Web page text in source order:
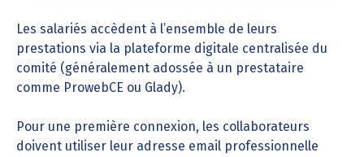
Les salariés accèdent à l’ensemble de leurs
prestations via la plateforme digitale centralisée du
comité (généralement adossée à un prestataire
comme ProwebCE ou Glady).
Pour une première connexion, les collaborateurs
doivent utiliser leur adresse email professionnelle